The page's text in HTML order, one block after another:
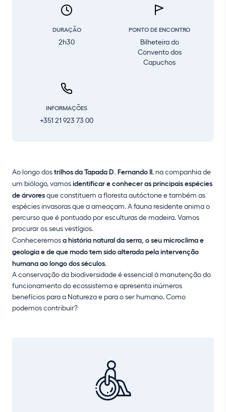
DURAÇÃO
2h30
PONTO DE ENCONTRO
Bilheteira do
Convento dos
Capuchos
INFORMAÇÕES
+351 21 923 73 00
Ao longo dostrilhos da Tapada D. Fernando II, na companhia de
um biólogo, vamosidentificar e conhecer as principais espécies
de árvoresque constituem a floresta autóctone e também as
espécies invasoras que a ameaçam. A fauna residente anima o
percurso que é pontuado por esculturas de madeira. Vamos
procurar os seus vestígios.
Conheceremosa história natural da serra, o seu microclima e
geologia e de que modo tem sido alterada pela intervenção
humana ao longo dos séculos.
A conservação da biodiversidade é essencial à manutenção do
funcionamento do ecossistema e apresenta inúmeros
benefícios para a Natureza e para o ser humano. Como
podemos contribuir?